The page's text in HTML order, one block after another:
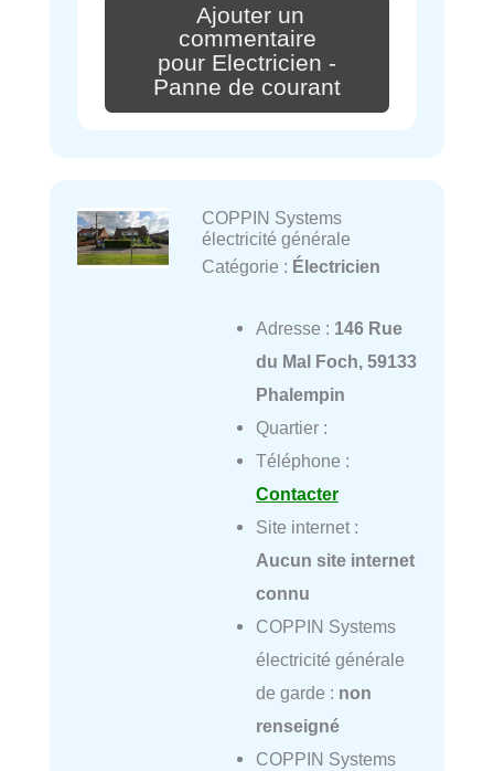
Ajouter un
commentaire
pour Electricien -
Panne de courant
COPPIN Systems
électricité générale
Catégorie : Électricien
Adresse : 146 Rue
du Mal Foch, 59133
Phalempin
Quartier :
Téléphone :
Contacter
Site internet :
Aucun site internet
connu
COPPIN Systems
électricité générale
de garde : non
renseigné
COPPIN Systems